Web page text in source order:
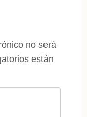
no será
están